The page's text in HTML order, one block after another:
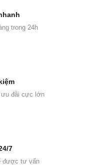
trong 24h
ưu đãi cực lớn
7
được tư vấn